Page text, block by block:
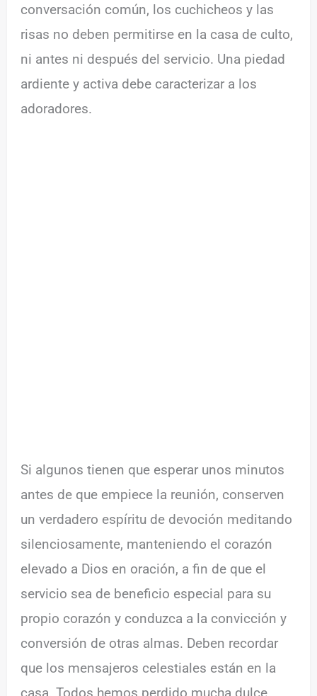
conversación común, los cuchicheos y las
risas no deben permitirse en la casa de culto,
ni antes ni después del servicio. Una piedad
ardiente y activa debe caracterizar a los
adoradores.
Si algunos tienen que esperar unos minutos
antes de que empiece la reunión, conserven
un verdadero espíritu de devoción meditando
silenciosamente, manteniendo el corazón
elevado a Dios en oración, a fin de que el
servicio sea de beneficio especial para su
propio corazón y conduzca a la convicción y
conversión de otras almas. Deben recordar
que los mensajeros celestiales están en la
casa. Todos hemos perdido mucha dulce